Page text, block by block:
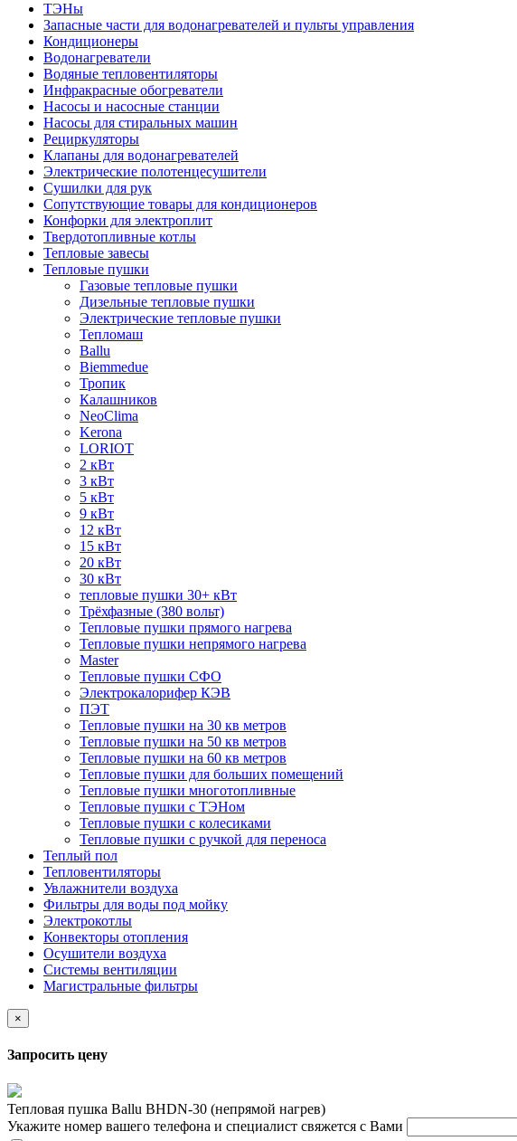
ТЭНы
Запасные части для водонагревателей и пульты управления
Кондиционеры
Водонагреватели
Водяные тепловентиляторы
Инфракрасные обогреватели
Насосы и насосные станции
Насосы для стиральных машин
Рециркуляторы
Клапаны для водонагревателей
Электрические полотенцесушители
Сушилки для рук
Сопутствующие товары для кондиционеров
Конфорки для электроплит
Твердотопливные котлы
Тепловые завесы
Тепловые пушки
Газовые тепловые пушки
Дизельные тепловые пушки
Электрические тепловые пушки
Тепломаш
Ballu
Biemmedue
Тропик
Калашников
NeoClima
Kerona
LORIOT
2 кВт
3 кВт
5 кВт
9 кВт
12 кВт
15 кВт
20 кВт
30 кВт
тепловые пушки 30+ кВт
Трёхфазные (380 вольт)
Тепловые пушки прямого нагрева
Тепловые пушки непрямого нагрева
Master
Тепловые пушки СФО
Электрокалорифер КЭВ
ПЭТ
Тепловые пушки на 30 кв метров
Тепловые пушки на 50 кв метров
Тепловые пушки на 60 кв метров
Тепловые пушки для больших помещений
Тепловые пушки многотопливные
Тепловые пушки с ТЭНом
Тепловые пушки с колесиками
Тепловые пушки с ручкой для переноса
Теплый пол
Тепловентиляторы
Увлажнители воздуха
Фильтры для воды под мойку
Электрокотлы
Конвекторы отопления
Осушители воздуха
Системы вентиляции
Магистральные фильтры
×
Запросить цену
Тепловая пушка Ballu BHDN-30 (непрямой нагрев)
Укажите номер вашего телефона и специалист свяжется с Вами